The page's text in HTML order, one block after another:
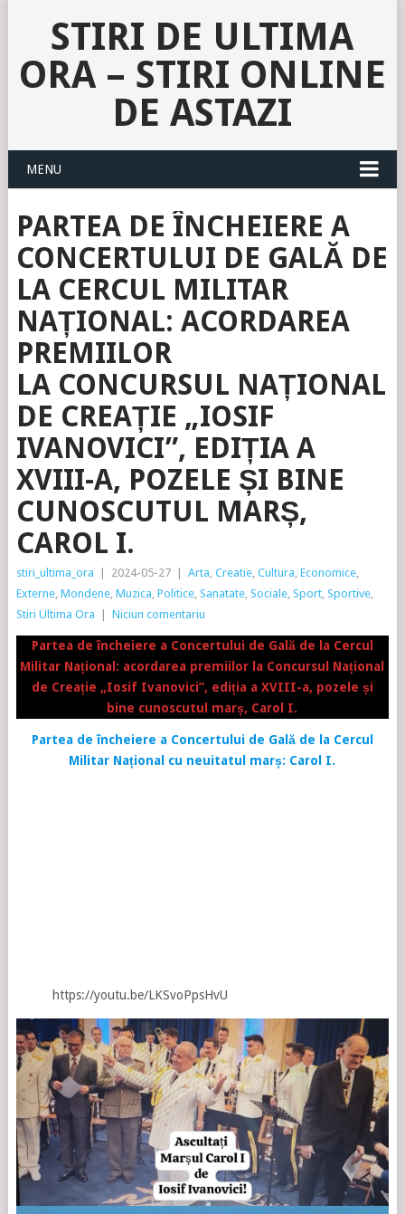
STIRI DE ULTIMA
ORA – STIRI ONLINE
DE ASTAZI
MENU
PARTEA DE ÎNCHEIERE A
CONCERTULUI DE GALĂ DE
LA CERCUL MILITAR
NAȚIONAL: ACORDAREA
PREMIILOR
LA CONCURSUL NAȚIONAL
DE CREAȚIE „IOSIF
IVANOVICI”, EDIȚIA A
XVIII-A, POZELE ȘI BINE
CUNOSCUTUL MARȘ,
CAROL I.
stiri_ultima_ora 2024-05-27 Arta, Creatie, Cultura, Economice,
Externe, Mondene, Muzica, Politice, Sanatate, Sociale, Sport, Sportive,
Stiri Ultima Ora
Niciun comentariu
Partea de încheiere a Concertului de Gală de la Cercul
Militar Național: acordarea premiilor la Concursul Național
de Creație „Iosif Ivanovici”, ediția a XVIII-a, pozele și
bine cunoscutul marș, Carol I.
Partea de încheiere a Concertului de Gală de la Cercul
Militar Național cu neuitatul marș: Carol I.
https://youtu.be/LKSvoPpsHvU